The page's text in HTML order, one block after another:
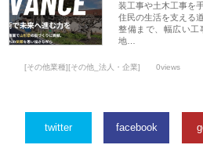
装工事や土木工事を
住民の生活を支える
整備まで、幅広い工
地…
[その他業種][その他_法人・企業] 0views
twitter facebook